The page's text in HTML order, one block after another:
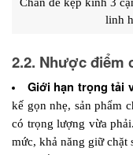
Chân đế kẹp kính 3
linh
2.2. Nhược điểm
Giới hạn trọng tải
kế gọn nhẹ, sản phẩm
có trọng lượng vừa
mức, khả năng giữ chặt